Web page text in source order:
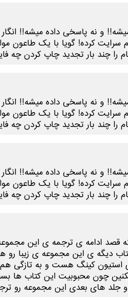
میشه!! و نه پاسخی داده میشه!!
سرایت کرده! گویا با یک
را چند بار تجدید چاپ کردن چه
میشه!! و نه پاسخی داده میشه!!
سرایت کرده! گویا با یک
را چند بار تجدید چاپ کردن چه
میشه!! و نه پاسخی داده میشه!!
سرایت کرده! گویا با یک
را چند بار تجدید چاپ کردن چه
قصد ادامه ی ترجمه ی این
دیگه ی این مجموعه ی زیبا رو
کینگ هست و به تازگی هم
چون محبوبیت این کتاب ها
جلد های بعدی این مجموعه رو